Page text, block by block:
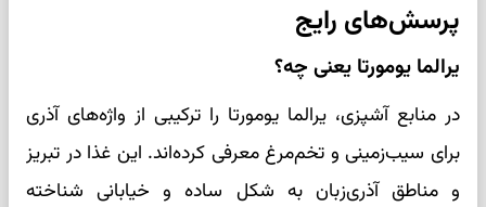
پرسش‌های رایج
یرالما یومورتا یعنی چه؟
در منابع آشپزی، یرالما یومورتا را ترکیبی از واژه‌های آذری
برای سیب‌زمینی و تخم‌مرغ معرفی کرده‌اند. این غذا در تبریز
و مناطق آذری‌زبان به شکل ساده و خیابانی شناخته